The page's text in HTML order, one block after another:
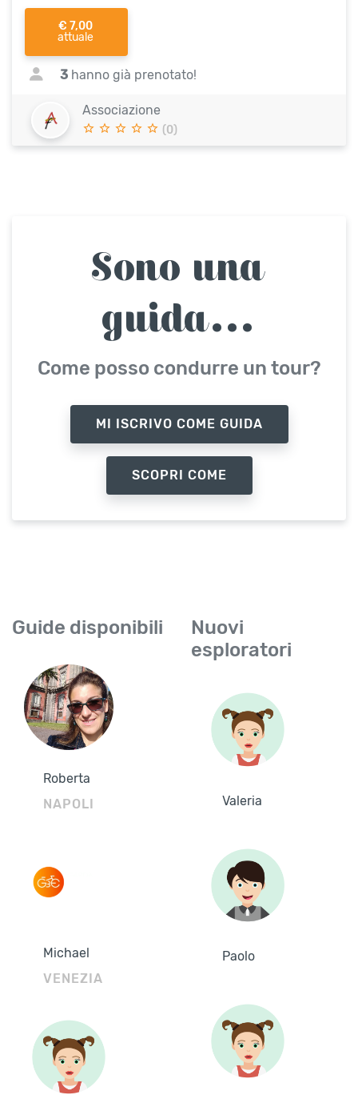
€ 7,00
attuale
3 hanno già prenotato!
Associazione
(0)
Sono una
guida...
Come posso condurre un tour?
MI ISCRIVO COME GUIDA
SCOPRI COME
Guide disponibili
Roberta
NAPOLI
Michael
VENEZIA
Nuovi
esploratori
Valeria
Paolo